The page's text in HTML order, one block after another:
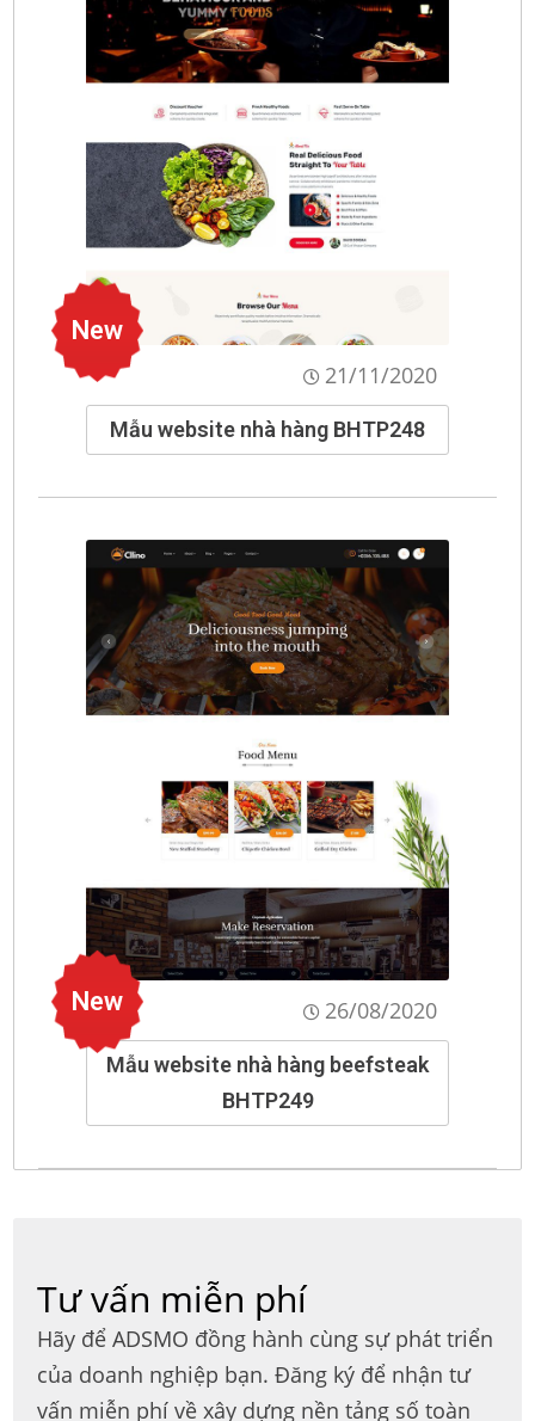
New
21/11/2020
Mẫu website nhà hàng BHTP248
New 26/08/2020
Mẫu website nhà hàng beefsteak
BHTP249
Tư vấn miễn phí
Hãy để ADSMO đồng hành cùng sự phát triển
của doanh nghiệp bạn. Đăng ký để nhận tư
vấn miễn phí về xây dựng nền tảng số toàn